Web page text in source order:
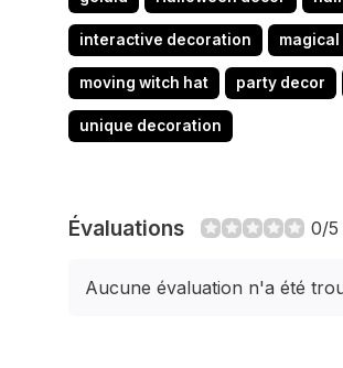
interactive decoration
moving witch hat party decor
unique decoration
Évaluations 0/5
Aucune évaluation n'a été